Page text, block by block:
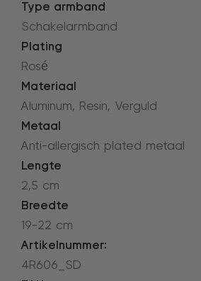
Type armband
Schakelarmband
Plating
Rosé
Materiaal
Aluminum, Resin, Verguld
Metaal
Anti-allergisch plated metaal
Lengte
2,5 cm
Breedte
19-22 cm
Artikelnummer:
4R606_SD